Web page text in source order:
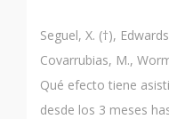
Seguel, X. (†),
Covarrubias, M.,
Qué efecto tiene
desde los 3 meses